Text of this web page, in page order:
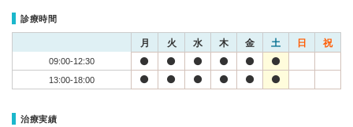
診療時間
月 火 水 木 金 土 日 祝
09:00-12:30
13:00-18:00
治療実績